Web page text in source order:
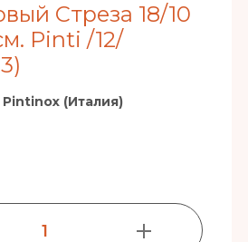
Стреза 18/10
Pinti /12/
Pintinox (Италия)
1